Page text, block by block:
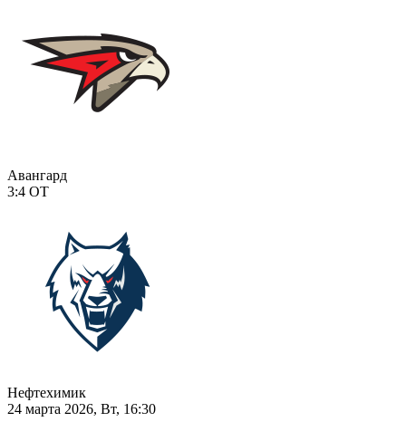
Авангард
3:4 ОТ
Нефтехимик
24 марта 2026, Вт, 16:30